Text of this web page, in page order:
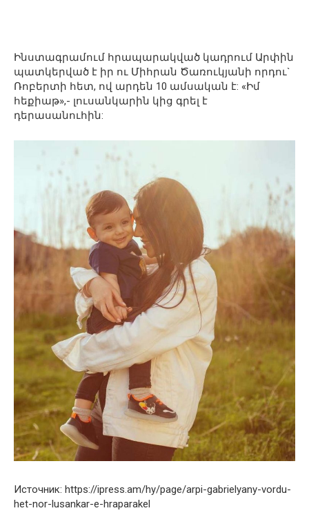
Ինստագրամում հրապարակված կադրում Արփին
պատկերված է իր ու Միհրան Ծառուկյանի որդու`
Ռոբերտի հետ, ով արդեն 10 ամսական է: «Իմ
հեքիաթ»,- լուսանկարին կից գրել է
դերասանուհին:
Источник: https://ipress.am/hy/page/arpi-gabrielyany-vordu-
het-nor-lusankar-e-hraparakel